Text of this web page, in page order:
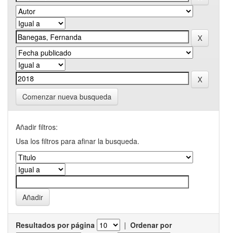
Comenzar nueva busqueda
Añadir filtros:
Usa los filtros para afinar la busqueda.
Resultados por página | Ordenar por